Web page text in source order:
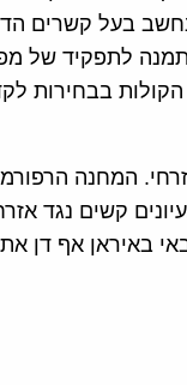
בעל קשרים
לתפקיד של
בבחירות
המחנה
קשים נגד
באיראן אף דן את